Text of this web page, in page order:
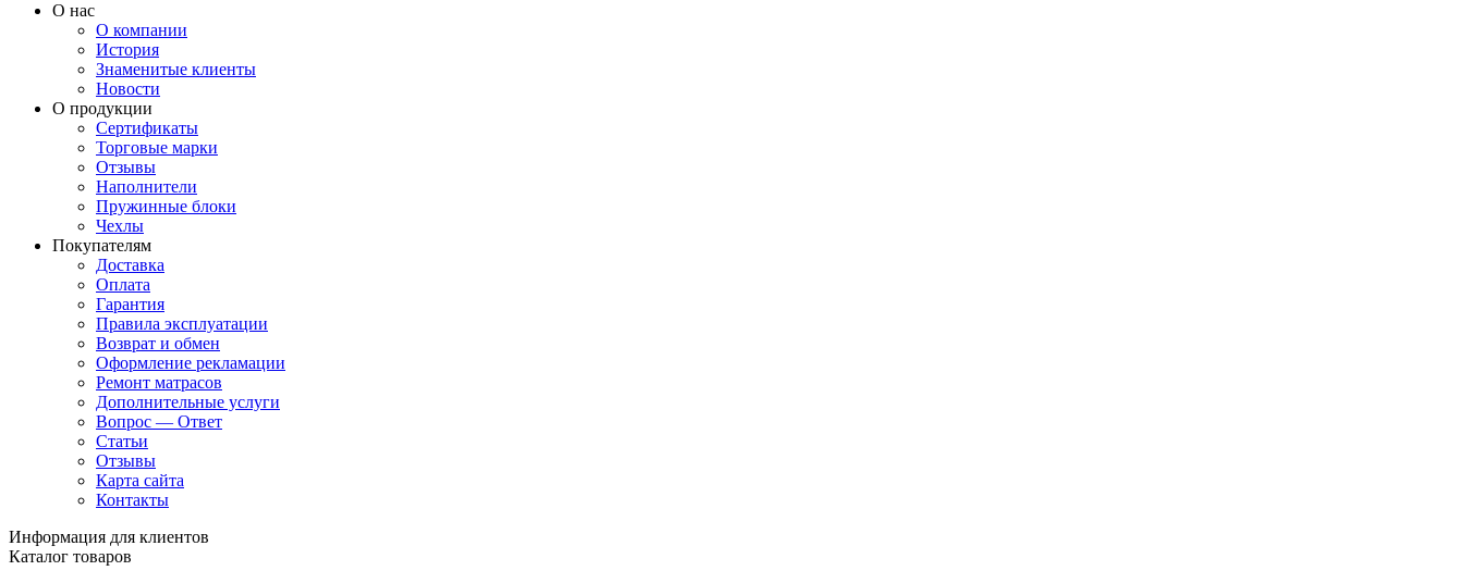
О нас
О компании
История
Знаменитые клиенты
Новости
О продукции
Сертификаты
Торговые марки
Отзывы
Наполнители
Пружинные блоки
Чехлы
Покупателям
Доставка
Оплата
Гарантия
Правила эксплуатации
Возврат и обмен
Оформление рекламации
Ремонт матрасов
Дополнительные услуги
Вопрос — Ответ
Статьи
Отзывы
Карта сайта
Контакты
Информация для клиентов
Каталог товаров